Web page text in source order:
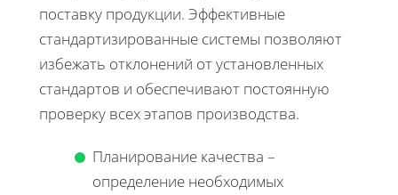
поставку продукции. Эффективные
стандартизированные системы позволяют
избежать отклонений от установленных
стандартов и обеспечивают постоянную
проверку всех этапов производства.
Планирование качества –
определение необходимых